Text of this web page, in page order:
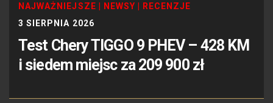
NAJWAŻNIEJSZE NEWSY
RECENZJE
3 SIERPNIA 2026
Test Chery TIGGO 9 PHEV – 428 KM
i siedem miejsc za 209 900 zł